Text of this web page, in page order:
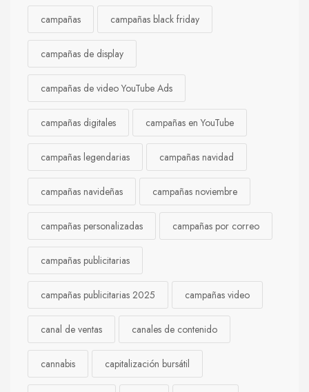
campañas campañas black friday
campañas de display
campañas de video YouTube Ads
campañas digitales campañas en YouTube
campañas legendarias campañas navidad
campañas navideñas campañas noviembre
campañas personalizadas campañas por correo
campañas publicitarias
campañas publicitarias 2025 campañas video
canal de ventas canales de contenido
cannabis capitalización bursátil